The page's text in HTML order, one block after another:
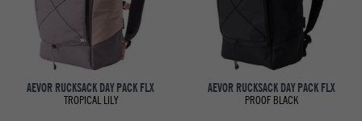
AEVOR RUCKSACK DAY PACK FLX
TROPICAL LILY
AEVOR RUCKSACK DAY PACK FLX
PROOF BLACK